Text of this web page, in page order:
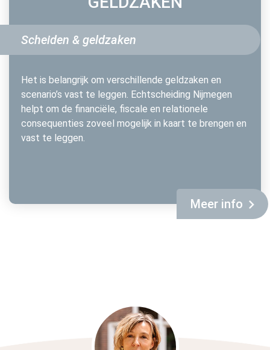
Scheiden & geldzaken
Het is belangrijk om verschillende geldzaken en
scenario’s vast te leggen. Echtscheiding Nijmegen
helpt om de financiële, fiscale en relationele
consequenties zoveel mogelijk in kaart te brengen en
vast te leggen.
Meer info